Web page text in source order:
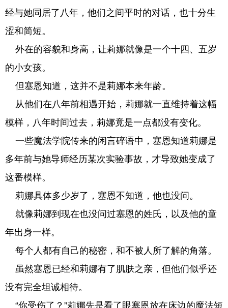
经与她同居了八年，他们之间平时的对话，也十分生
涩和简短。
外在的容貌和身高，让莉娜就像是一个十四、五岁
的小女孩。
但塞恩知道，这并不是莉娜本来年龄。
从他们在八年前相遇开始，莉娜就一直维持着这幅
模样，八年时间过去，莉娜竟是一点都没有变化。
一些魔法学院传来的闲言碎语中，塞恩知道莉娜是
多年前与她导师经历某次实验事故，才导致她变成了
这番模样。
莉娜具体多少岁了，塞恩不知道，他也没问。
就像莉娜到现在也没问过塞恩的姓氏，以及他的童
年出身一样。
每个人都有自己的秘密，和不被人所了解的角落。
虽然塞恩已经和莉娜有了肌肤之亲，但他们似乎还
没有完全坦诚相待。
“你受伤了？”莉娜先是看了眼塞恩放在床边的魔法短